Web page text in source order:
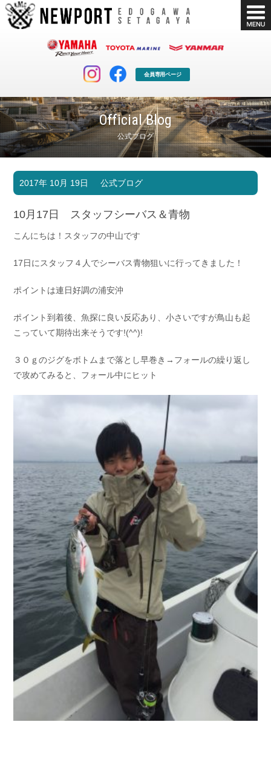
会員専用ページ
Official Blog
公式ブログ
マリンクラブ
マリンライフを堪能したい！
ボート販売
ボート免許
長年の実績と信頼！
シースタイル
お問い合わせ
Contact us
採用情報
Recruit
リンク集
2017年 10月 19日 公式ブログ
10月17日 スタッフシーバス＆青物
こんにちは！スタッフの中山です
17日にスタッフ４人でシーバス青物狙いに行ってきました！
ポイントは連日好調の浦安沖
ポイント到着後、魚探に良い反応あり、小さいですが鳥山も起
こっていて期待出来そうです!(^^)!
３０ｇのジグをボトムまで落とし早巻き→フォールの繰り返し
で攻めてみると、フォール中にヒット